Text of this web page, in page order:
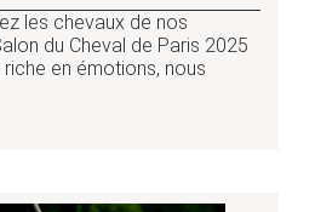
les chevaux de nos
du Cheval de Paris 2025
riche en émotions, nous